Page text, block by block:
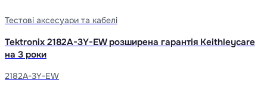
Тестові аксесуари та кабелі
Tektronix 2182A-3Y-EW розширена гарантія Keithleycare
на 3 роки
2182A-3Y-EW